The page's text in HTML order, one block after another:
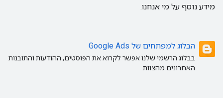
מידע נוסף על מי אנחנו.
הבלוג למפתחים של Google Ads
בבלוג הרשמי שלנו אפשר לקרוא את הפוסטים, ההודעות והתובנות
האחרונים מהצוות.